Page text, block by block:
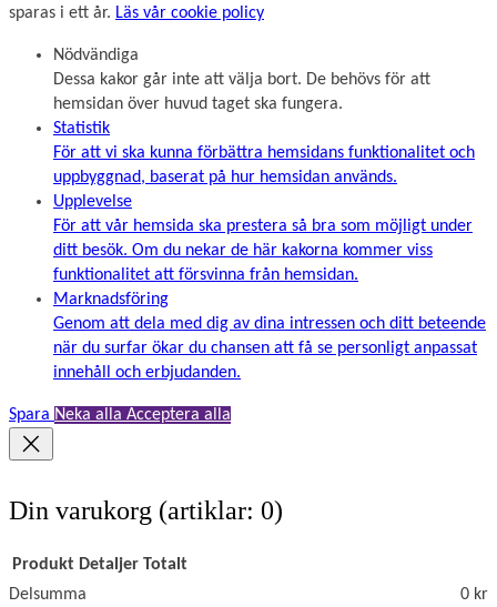
sparas i ett år. Läs vår cookie policy
Nödvändiga
Dessa kakor går inte att välja bort. De behövs för att
hemsidan över huvud taget ska fungera.
Statistik
För att vi ska kunna förbättra hemsidans funktionalitet och
uppbyggnad, baserat på hur hemsidan används.
Upplevelse
För att vår hemsida ska prestera så bra som möjligt under
ditt besök. Om du nekar de här kakorna kommer viss
funktionalitet att försvinna från hemsidan.
Marknadsföring
Genom att dela med dig av dina intressen och ditt beteende
när du surfar ökar du chansen att få se personligt anpassat
innehåll och erbjudanden.
Spara Neka alla Acceptera alla
Din varukorg (artiklar: 0)
Produkt Detaljer Totalt
Delsumma
0 kr